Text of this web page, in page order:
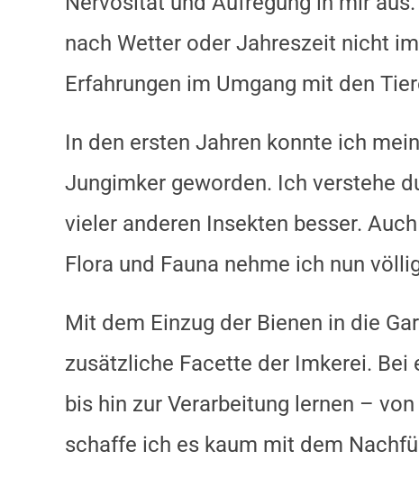
nach Wetter oder Jahreszeit nicht
Erfahrungen im Umgang mit den
In den ersten Jahren konnte ich
Jungimker geworden. Ich verstehe
vieler anderen Insekten besser.
Flora und Fauna nehme ich nun
Mit dem Einzug der Bienen in die
zusätzliche Facette der Imkerei. Bei
bis hin zur Verarbeitung lernen –
schaffe ich es kaum mit dem